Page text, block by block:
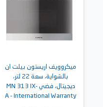
ميكروويف اريستون بيلت ان
بالشواية، سعة 22 لتر،
ديجيتال، فضي -MN 313 IX
A - International Warranty